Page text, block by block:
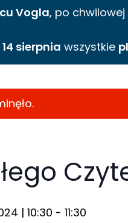
Vogla, po
sierpnia wszystkie
| 10:30 - 11:30